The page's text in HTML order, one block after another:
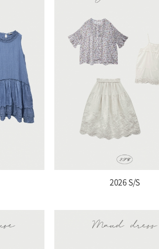
2026 S/S